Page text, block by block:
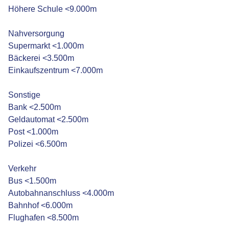
Höhere Schule <9.000m
Nahversorgung
Supermarkt <1.000m
Bäckerei <3.500m
Einkaufszentrum <7.000m
Sonstige
Bank <2.500m
Geldautomat <2.500m
Post <1.000m
Polizei <6.500m
Verkehr
Bus <1.500m
Autobahnanschluss <4.000m
Bahnhof <6.000m
Flughafen <8.500m